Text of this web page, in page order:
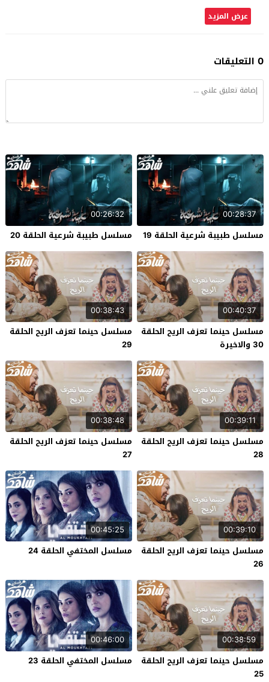
عرض المزيد
0 التعليقات
00:28:37
مسلسل طبيبة شرعية الحلقة 19
00:26:32
مسلسل طبيبة شرعية الحلقة 20
00:40:37
مسلسل حينما تعزف الريح الحلقة
30 والاخيرة
00:38:43
مسلسل حينما تعزف الريح الحلقة
29
00:39:11
مسلسل حينما تعزف الريح الحلقة
28
00:38:48
مسلسل حينما تعزف الريح الحلقة
27
00:39:10
مسلسل حينما تعزف الريح الحلقة
26
00:45:25
مسلسل المختفي الحلقة 24
00:38:59
مسلسل حينما تعزف الريح الحلقة
25
00:46:00
مسلسل المختفي الحلقة 23